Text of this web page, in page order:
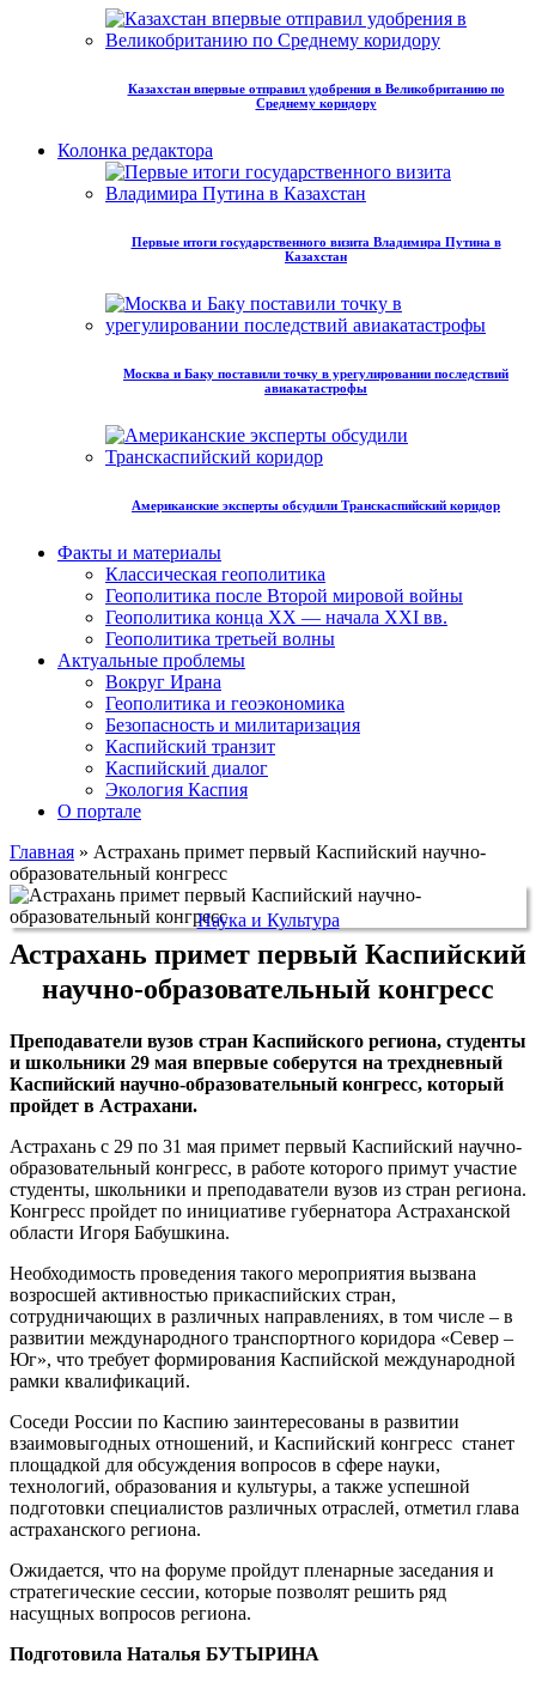
Казахстан впервые отправил удобрения в Великобританию по
Среднему коридору
Колонка редактора
Первые итоги государственного визита Владимира Путина в
Казахстан
Москва и Баку поставили точку в урегулировании последствий
авиакатастрофы
Американские эксперты обсудили Транскаспийский коридор
Факты и материалы
Классическая геополитика
Геополитика после Второй мировой войны
Геополитика конца XX — начала XXI вв.
Геополитика третьей волны
Актуальные проблемы
Вокруг Ирана
Геополитика и геоэкономика
Безопасность и милитаризация
Каспийский транзит
Каспийский диалог
Экология Каспия
О портале
Главная » Астрахань примет первый Каспийский научно-
образовательный конгресс
Наука и Культура
Астрахань примет первый Каспийский
научно-образовательный конгресс
Преподаватели вузов стран Каспийского региона, студенты
и школьники 29 мая впервые соберутся на трехдневный
Каспийский научно-образовательный конгресс, который
пройдет в Астрахани.
Астрахань с 29 по 31 мая примет первый Каспийский научно-
образовательный конгресс, в работе которого примут участие
студенты, школьники и преподаватели вузов из стран региона.
Конгресс пройдет по инициативе губернатора Астраханской
области Игоря Бабушкина.
Необходимость проведения такого мероприятия вызвана
возросшей активностью прикаспийских стран,
сотрудничающих в различных направлениях, в том числе – в
развитии международного транспортного коридора «Север –
Юг», что требует формирования Каспийской международной
рамки квалификаций.
Соседи России по Каспию заинтересованы в развитии
взаимовыгодных отношений, и Каспийский конгресс станет
площадкой для обсуждения вопросов в сфере науки,
технологий, образования и культуры, а также успешной
подготовки специалистов различных отраслей, отметил глава
астраханского региона.
Ожидается, что на форуме пройдут пленарные заседания и
стратегические сессии, которые позволят решить ряд
насущных вопросов региона.
Подготовила Наталья БУТЫРИНА